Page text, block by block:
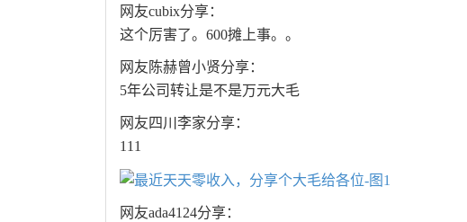
网友cubix分享：
这个厉害了。600摊上事。。
网友陈赫曾小贤分享：
5年公司转让是不是万元大毛
网友四川李家分享：
111
网友ada4124分享：